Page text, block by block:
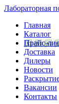
Лабораторная
Главная
Каталог
Прайс-
Доставка
Дилеры
Новости
Вакансии
Контакты